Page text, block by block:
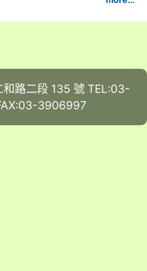
路二段 135 號 TEL:03-
3906997